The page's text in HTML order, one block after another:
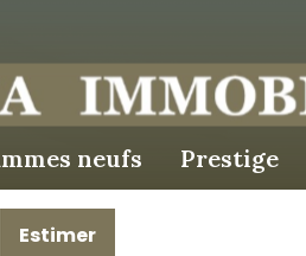
neufs prestige
Estimer